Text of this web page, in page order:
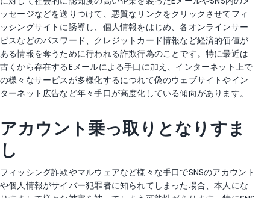
ッセージなどを送りつけて、悪質なリンクをクリックさせてフィ
ッシングサイトに誘導し、個人情報をはじめ、各オンラインサー
ビスなどのパスワード、クレジットカード情報など経済的価値が
ある情報を奪うために行われる詐欺行為のことです。特に最近は
古くから存在するEメールによる手口に加え、インターネット上で
の様々なサービスが多様化するにつれて偽のウェブサイトやイン
ターネット広告など年々手口が高度化している傾向があります。
アカウント乗っ取りとなりすま
し
フィッシング詐欺やマルウェアなど様々な手口でSNSのアカウント
や個人情報がサイバー犯罪者に知られてしまった場合、本人にな